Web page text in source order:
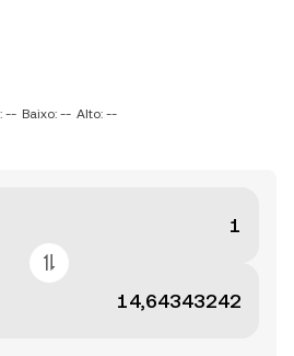
-- Baixo: -- Alto: --